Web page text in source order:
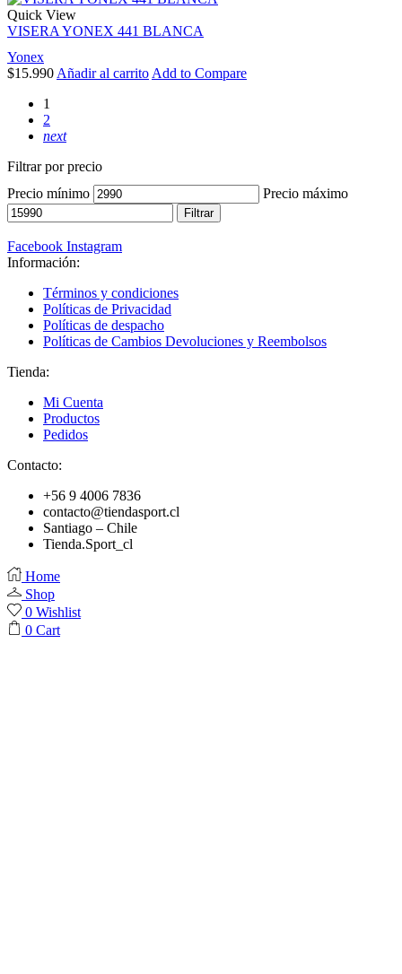
Quick View
VISERA YONEX 441 BLANCA
Yonex
$15.990 Añadir al carrito Add to Compare
1
2
next
Filtrar por precio
Precio mínimo
Precio máximo
Filtrar
Facebook Instagram
Información:
Términos y condiciones
Políticas de Privacidad
Políticas de despacho
Políticas de Cambios Devoluciones y Reembolsos
Tienda:
Mi Cuenta
Productos
Pedidos
Contacto:
+56 9 4006 7836
contacto@tiendasport.cl
Santiago – Chile
Tienda.Sport_cl
Home
Shop
0 Wishlist
0 Cart